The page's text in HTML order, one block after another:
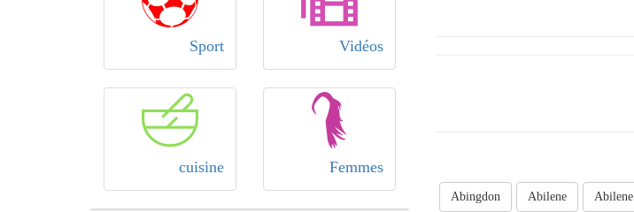
Abilene
Abilene
Abingdon
Vidéos
Sport
Femmes
cuisine